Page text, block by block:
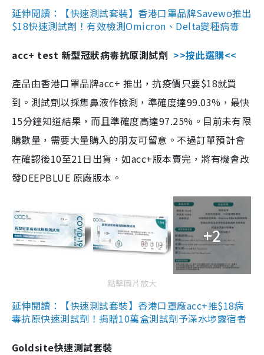
延伸閱讀：【快速測試套裝】香港口罩品牌Savewo推出
$18快速測試劑！有效檢測Omicron、Delta變種病毒
acc+ test 新型冠狀病毒抗原測試劑 >>按此選購<<
產品由香港口罩品牌acc+ 推出，抗疫價只要$18就買
到。測試劑以採集鼻液作檢測，準確度達99.03%，最快
15分鐘知道結果，而且準確度高達97.25%。目前未有限
購數量，需要大量購入的朋友可留意。不過訂單預計會
在確認後10至21日出貨，如acc+版本賣完，將有機會改
發DEEPBLUE 原廠版本。
+2
點擊圖片放大
延伸閱讀：【快速測試套裝】香港口罩廠acc+推$18病
毒抗原快速測試劑！捐贈10萬盒測試劑予深水埗露宿者
Goldsite快速測試套裝